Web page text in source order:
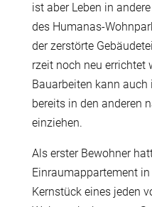
ist aber Leben in andere
des Humanas-
der zerstörte Gebä
rzeit noch neu errichtet
Bauarbeiten kann auch
bereits in den anderen
einziehen.
Als erster Bewohner
Einraumappartement
Kernstück eines jeden